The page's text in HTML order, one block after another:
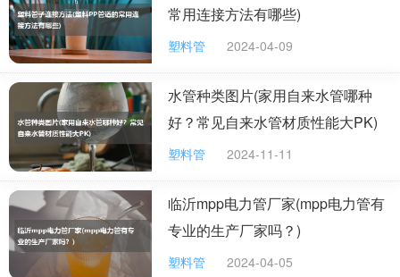
灌溉管又名浇地管，其材质为PVC聚氯乙烯。以PVC树脂粉为主原
料，加入适量助剂，经混合、挤出、定径、切割和扩口等工艺加工
成型。
特性：
1、流动阻力小，糙率为 0.008-0.009，输水能力较铸铁管提高
20%，混凝土管提高40%
2、抗拉伸强度高，23℃时的抗拉强度不低于45MPA
3、抗压性好，压至外径的1/2不会破裂，机械性能好
4、重量轻，装运方便，PVC—U管比重仅为钢铸铁管的1/5，混凝土
的1/2，管材重大约同规格、同长度球墨铸铁管的 1/4，混凝土的
1/10低运输费1/2-1/3。
5、管材卫生无毒，无二次污染流动，不会对水质产生二次污染；灌
溉管在稳定温度压力下，使用寿命不低于50年。
常用连接方法有哪些)
塑料管 2024-04-09
水管种类图片(家用自来水管哪种
好？常见自来水管材质性能大PK)
塑料管 2024-11-11
临沂mpp电力管厂家(mpp电力管有
专业的生产厂家吗？)
塑料管 2024-04-05